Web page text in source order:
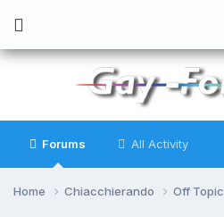
Forums All Activity
Home Chiacchierando Off Topic